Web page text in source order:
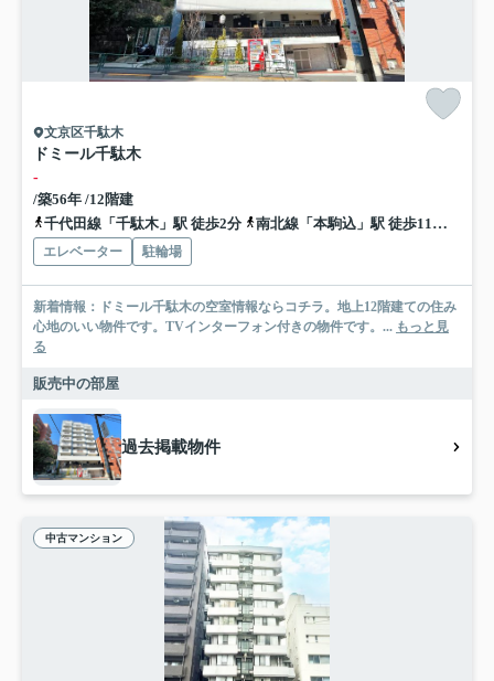
文京区千駄木
ドミール千駄木
-
/築56年 /12階建
千代田線「千駄木」駅 徒歩2分
南北線「本駒込」駅 徒歩11分
エレベーター 駐輪場
新着情報：ドミール千駄木の空室情報ならコチラ。地上12階建ての住み
心地のいい物件です。TVインターフォン付きの物件です。... もっと見
る
販売中の部屋
過去掲載物件
中古マンション